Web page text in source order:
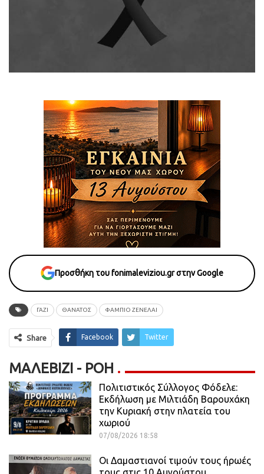
Προσθήκη του fonimaleviziou.gr στην Google
ΓΑΖΙ ΘΑΝΑΤΟΣ ΦΑΜΠΙΟ ΖΕΝΕΛΑΙ
Share Facebook Twitter
ΜΑΛΕΒΊΖΙ - ΡΟΗ
Πολιτιστικός Σύλλογος Φόδελε:
Εκδήλωση με Μιλτιάδη Βαρουχάκη
την Κυριακή στην πλατεία του
χωριού
07/08/2026 18:58
Οι Δαμαστιανοί τιμούν τους ήρωές